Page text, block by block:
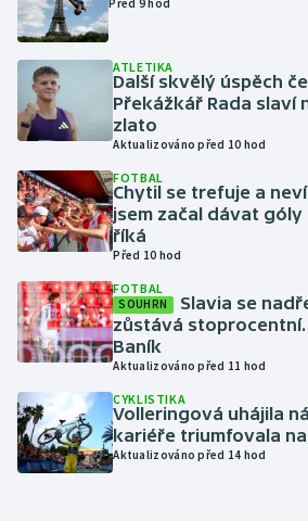
Jezdectví
Judo
Krasobruslení
Lezení
Lyže a snowboard
Moderní pětiboj
Motorsport
Olympijské hry
Parasport
ATLETIKA
Další skvělý úspěch
Překážkář Rada slaví
zlato
Aktualizováno před 10 hod
FOTBAL
Chytil se trefuje a
jsem začal dávat góly
říká
Před 10 hod
FOTBAL
SOUHRN
Slavia se
zůstává
Baník
Aktualizováno před 11 hod
CYKLISTIKA
Volleringová uhájila
kariéře triumfovala
Aktualizováno před 14 hod